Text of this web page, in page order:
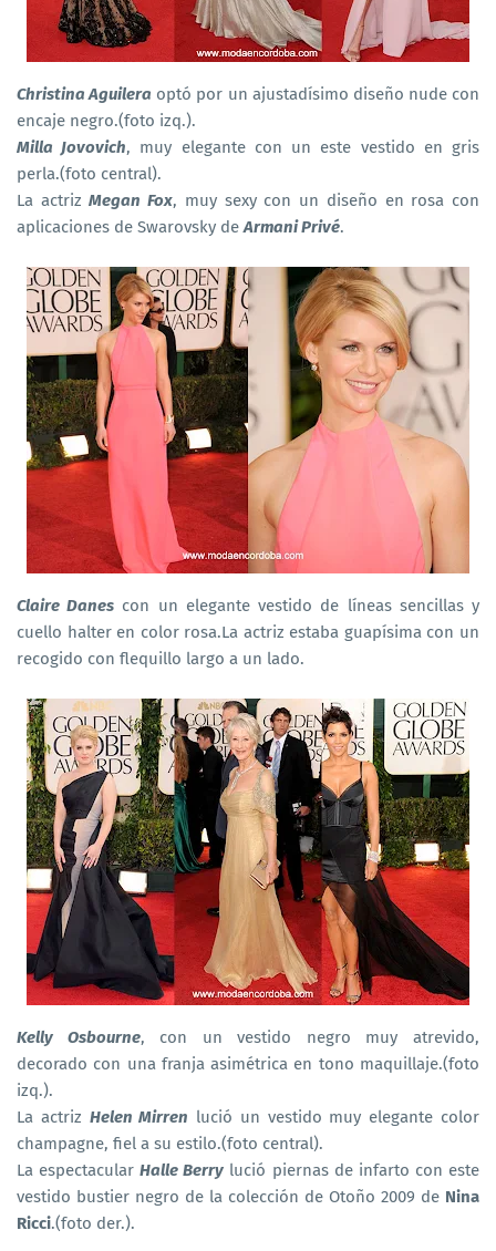
Christina Aguilera optó por un ajustadísimo diseño nude con
encaje negro.(foto izq.).
Milla Jovovich, muy elegante con un este vestido en gris
perla.(foto central).
La actrizMegan Fox, muy sexy con un diseño en rosa con
aplicaciones de Swarovsky deArmani Privé.
Claire Danes con un elegante vestido de líneas sencillas y
cuello halter en color rosa.La actriz estaba guapísima con un
recogido con flequillo largo a un lado.
Kelly Osbourne, con un vestido negro muy atrevido,
decorado con una franja asimétrica en tono maquillaje.(foto
izq.).
La actriz Helen Mirren lució un vestido muy elegante color
champagne, fiel a su estilo.(foto central).
La espectacularHalle Berry lució piernas de infarto con este
vestido bustier negro de la colección de Otoño 2009 de Nina
Ricci.(foto der.).